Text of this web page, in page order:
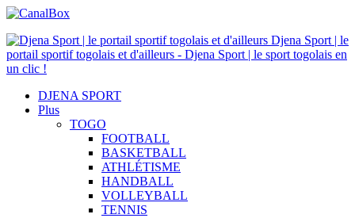
Djena Sport | le
portail sportif togolais et d'ailleurs - Djena Sport | le sport togolais en
un clic !
DJENA SPORT
Plus
TOGO
FOOTBALL
BASKETBALL
ATHLÉTISME
HANDBALL
VOLLEYBALL
TENNIS